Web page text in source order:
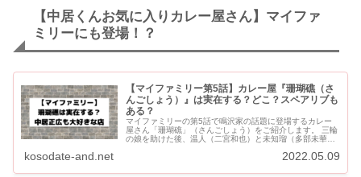
【中居くんお気に入りカレー屋さん】マイファ
ミリーにも登場！？
【マイファミリー第5話】カレー屋『珊瑚礁（さ
んごしょう）』は実在する？どこ？スペアリブも
ある？
マイファミリーの第5話で鳴沢家の話題に登場するカレー
屋さん「珊瑚礁」（さんごしょう）をご紹介します。 三輪
の娘を助けた後、温人（二宮和也）と未知瑠（多部未華
kosodate-and.net 2022.05.09